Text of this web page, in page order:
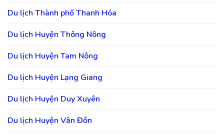
Du lịch Thành phố Thanh Hóa
Du lịch Huyện Thông Nông
Du lịch Huyện Tam Nông
Du lịch Huyện Lạng Giang
Du lịch Huyện Duy Xuyên
Du lịch Huyện Vân Đồn